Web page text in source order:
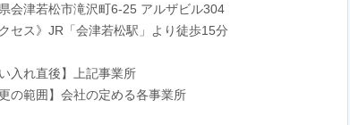
会津若松市滝沢町6-25 アルザビル304
セス》JR「会津若松駅」より徒歩15分
入れ直後】上記事業所
の範囲】会社の定める各事業所